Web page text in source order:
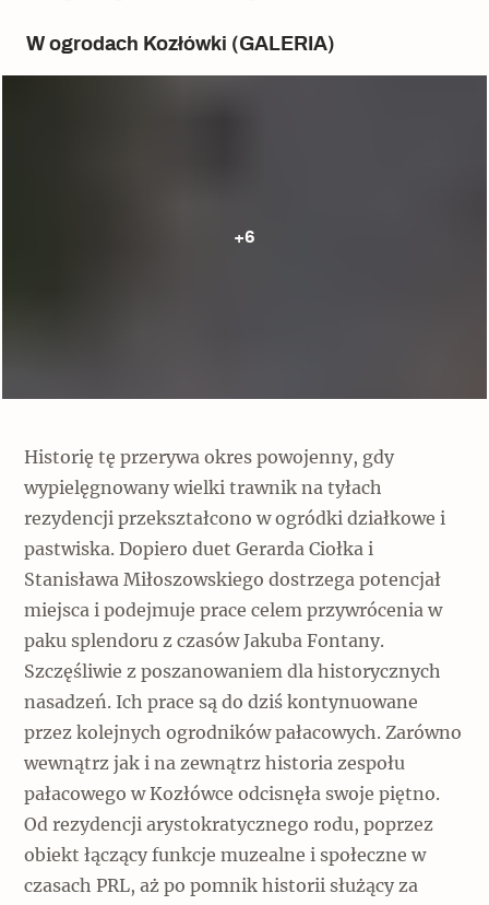
W ogrodach Kozłówki (GALERIA)
+6
Historię tę przerywa okres powojenny, gdy
wypielęgnowany wielki trawnik na tyłach
rezydencji przekształcono w ogródki działkowe i
pastwiska. Dopiero duet Gerarda Ciołka i
Stanisława Miłoszowskiego dostrzega potencjał
miejsca i podejmuje prace celem przywrócenia w
paku splendoru z czasów Jakuba Fontany.
Szczęśliwie z poszanowaniem dla historycznych
nasadzeń. Ich prace są do dziś kontynuowane
przez kolejnych ogrodników pałacowych. Zarówno
wewnątrz jak i na zewnątrz historia zespołu
pałacowego w Kozłówce odcisnęła swoje piętno.
Od rezydencji arystokratycznego rodu, poprzez
obiekt łączący funkcje muzealne i społeczne w
czasach PRL, aż po pomnik historii służący za